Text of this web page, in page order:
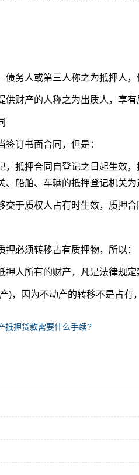
债务人或第三人称之为抵押人
供财产的人称之为出质人，享有
订书面合同，但是：
，抵押合同自登记之日起生效
、船舶、车辆的抵押登记机关
交于质权人占有时生效，质押
押必须转移占有质押物，所以：
押人所有的财产，凡是法律规
)，因为不动产的转移不是占有
抵押贷款需要什么手续?